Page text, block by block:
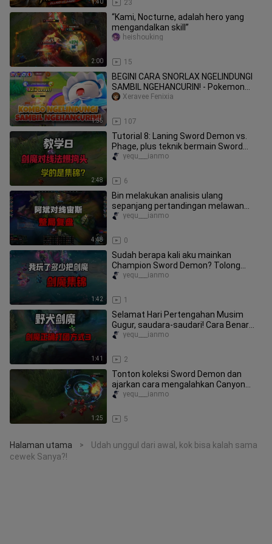
1:40 23
2:00
“Kami, Nocturne, adalah hero yang
mengandalkan skill”
15
heishouking
1:55
BEGINI CARA SNORLAX NGELINDUNGI
SAMBIL NGEHANCURIN! - Pokemon
Unite Moments
107
Xeravee Fenixia
2:48
Tutorial 8: Laning Sword Demon vs.
Phage, plus teknik bermain Sword
Demon. Rank: (Diamond 3 – Grandm
6
yequ___ianmo
4:48
Bin melakukan analisis ulang
sepanjang pertandingan melawan
Zeus, membenarkan perkataan para
0
yequ___ianmo
1:42
Sudah berapa kali aku mainkan
Champion Sword Demon? Tolong
kamu hitungin, aku juga nggak pernah
1
yequ___ianmo
1:41
Selamat Hari Pertengahan Musim
Gugur, saudara-saudari! Cara Benar
Bermain Jianmo dalam Teamfight 3
2
yequ___ianmo
1:25
Tonton koleksi Sword Demon dan
ajarkan cara mengalahkan Canyon
King!
5
yequ___ianmo
Halaman utama >
Udah unggul dari awal, kok bisa kalah sama
cewek Sanya?!